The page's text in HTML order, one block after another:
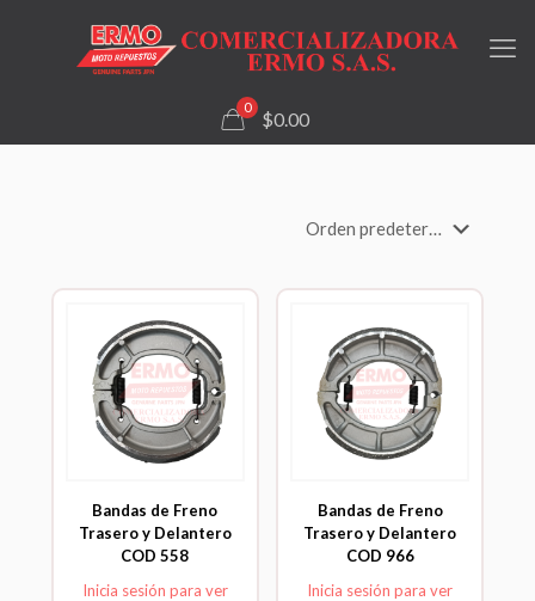
0
$0.00
Bandas de Freno
Trasero y Delantero
COD 558
Inicia sesión para ver
Bandas de Freno
Trasero y Delantero
COD 966
Inicia sesión para ver